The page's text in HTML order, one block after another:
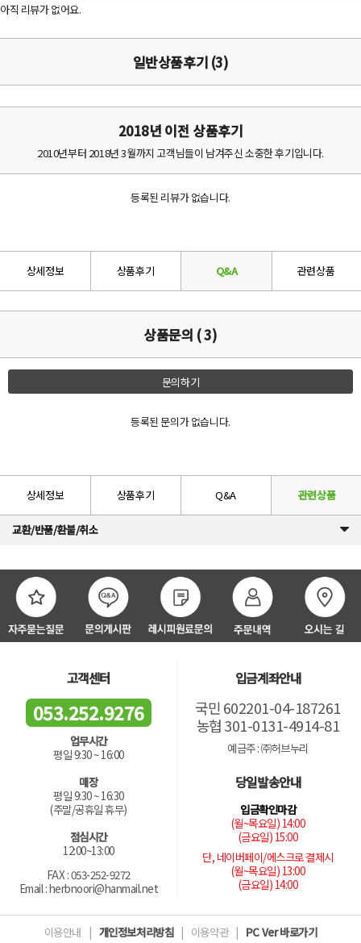
아직 리뷰가 없어요.
일반상품후기 (3)
2018년 이전 상품후기
2010년부터 2018년 3월까지 고객님들이 남겨주신 소중한 후기입니다.
등록된 리뷰가 없습니다.
상세정보 상품후기 Q&A 관련상품
상품문의 ( 3)
문의하기
등록된 문의가 없습니다.
상세정보 상품후기 Q&A 관련상품
교환/반품/환불/취소
고객센터
053.252.9276
업무시간
평일 9:30 ~ 16:00
매장
평일 9:30 ~ 16:30
(주말/공휴일 휴무)
점심시간
12:00~13:00
FAX : 053-252-9272
Email : herbnoori@hanmail.net
입금계좌안내
국민 602201-04-187261
농협 301-0131-4914-81
예금주 : ㈜허브누리
당일발송안내
입금확인마감
(월~목요일) 14:00
(금요일) 15:00
단, 네이버페이/에스크로 결제시
(월~목요일) 13:00
(금요일) 14:00
이용안내 | 개인정보처리방침 | 이용약관 | PC Ver 바로가기